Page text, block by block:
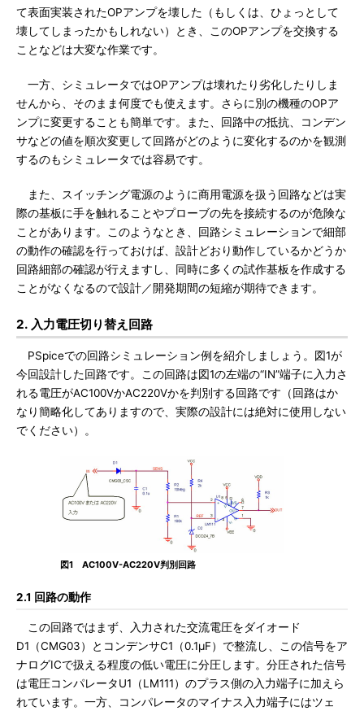
て表面実装されたOPアンプを壊した（もしくは、ひょっとして
壊してしまったかもしれない）とき、このOPアンプを交換する
ことなどは大変な作業です。
一方、シミュレータではOPアンプは壊れたり劣化したりしま
せんから、そのまま何度でも使えます。さらに別の機種のOPア
ンプに変更することも簡単です。また、回路中の抵抗、コンデン
サなどの値を順次変更して回路がどのように変化するのかを観測
するのもシミュレータでは容易です。
また、スイッチング電源のように商用電源を扱う回路などは実
際の基板に手を触れることやプローブの先を接続するのが危険な
ことがあります。このようなとき、回路シミュレーションで細部
の動作の確認を行っておけば、設計どおり動作しているかどうか
回路細部の確認が行えますし、同時に多くの試作基板を作成する
ことがなくなるので設計／開発期間の短縮が期待できます。
2. 入力電圧切り替え回路
PSpiceでの回路シミュレーション例を紹介しましょう。図1が
今回設計した回路です。この回路は図1の左端の“IN”端子に入力さ
れる電圧がAC100VかAC220Vかを判別する回路です（回路はか
なり簡略化してありますので、実際の設計には絶対に使用しない
でください）。
図1 AC100V-AC220V判別回路
2.1 回路の動作
この回路ではまず、入力された交流電圧をダイオード
D1（CMG03）とコンデンサC1（0.1μF）で整流し、この信号をア
ナログICで扱える程度の低い電圧に分圧します。分圧された信号
は電圧コンパレータU1（LM111）のプラス側の入力端子に加えら
れています。一方、コンパレータのマイナス入力端子にはツェ